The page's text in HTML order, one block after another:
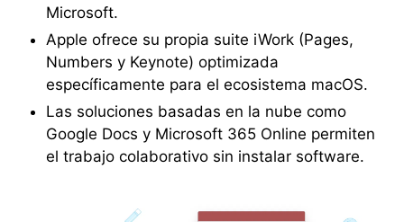
Microsoft.
Apple ofrece su propia suite iWork (Pages,
Numbers y Keynote) optimizada
específicamente para el ecosistema macOS.
Las soluciones basadas en la nube como
Google Docs y Microsoft 365 Online permiten
el trabajo colaborativo sin instalar software.